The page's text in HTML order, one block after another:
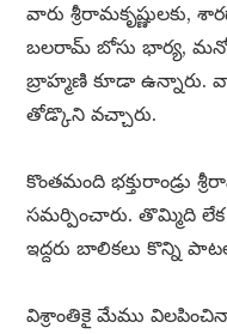
వారు
బలరామ్ బోసు భార్య,
బ్రాహ్మణి కూడా ఉన్నారు.
తోడ్కొని వచ్చారు.
కొంతమంది భక్తురాండ్రు
సమర్పించారు. తొమ్మిది
ఇద్దరు బాలికలు కొన్ని
విశ్రాంతికై మేము